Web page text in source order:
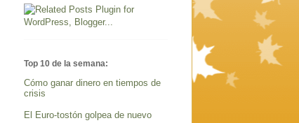
Top 10 de la semana:
Cómo ganar dinero en tiempos de
crisis
El Euro-tostón golpea de nuevo